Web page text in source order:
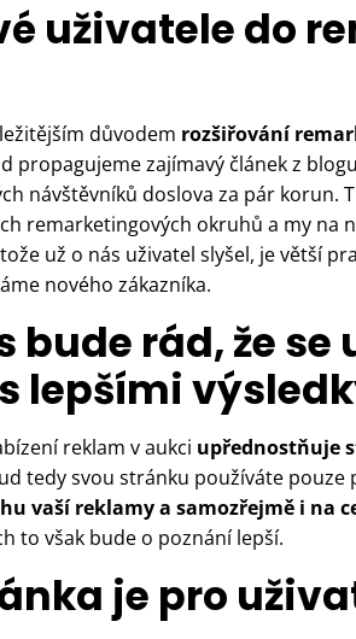
uživatele do
důvodem rozšiřování
propagujeme zajímavý článek z
návštěvníků doslova za pár korun.
remarketingových okruhů a my na
už o nás uživatel slyšel, je větší
nového zákazníka.
rád, že se
lepšími
reklam v aukci upřednostňuje
tedy svou stránku používáte
vaší reklamy a samozřejmě i na
to však bude o poznání lepší.
je pro